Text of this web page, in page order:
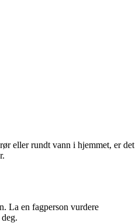
eller rundt vann i hjemmet, er det
La en fagperson vurdere